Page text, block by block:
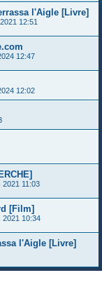
l'Aigle [Livre]
12:51
12:47
12:02
2021 11:03
[Film]
2021 10:34
l'Aigle [Livre]